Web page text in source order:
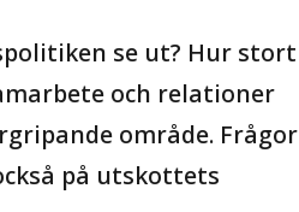
se ut? Hur stort
och relationer
område. Frågor
på utskottets